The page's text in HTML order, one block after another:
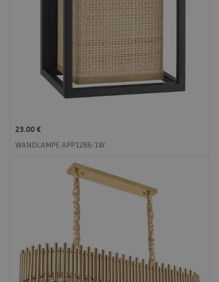
23.00€
WANDLAMPE APP1286-1W